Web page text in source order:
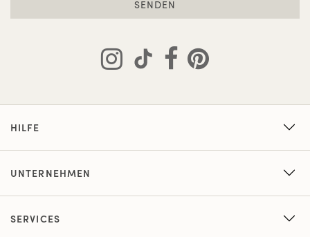
SENDEN
HILFE
UNTERNEHMEN
SERVICES